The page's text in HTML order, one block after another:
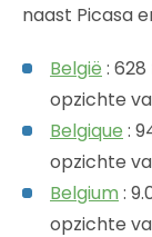
naast Picasa
België :
opzichte
Belgique :
opzichte
Belgium :
opzichte